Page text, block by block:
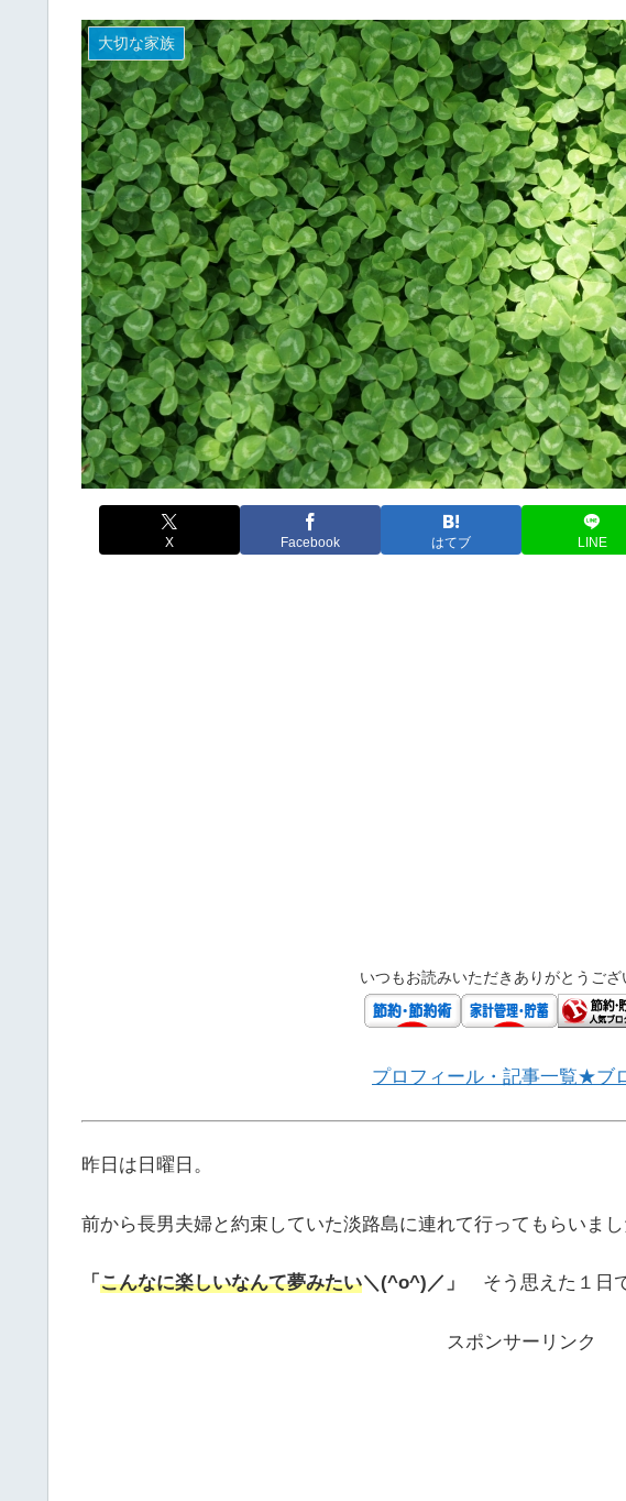
大切な家族
X Facebook はてブ LINE
いつもお読みいただきありがとうござ
プロフィール・記事一覧★ブ
昨日は日曜日。
前から長男夫婦と約束していた淡路島に連れて行ってもらいまし
「 こんなに楽しいなんて夢みたい＼(^o^)／」 そう思えた１日
スポンサーリンク